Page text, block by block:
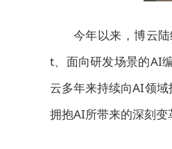
今年以来，博云
t、面向研发场景的AI
云多年来持续向AI领
拥抱AI所带来的深刻变